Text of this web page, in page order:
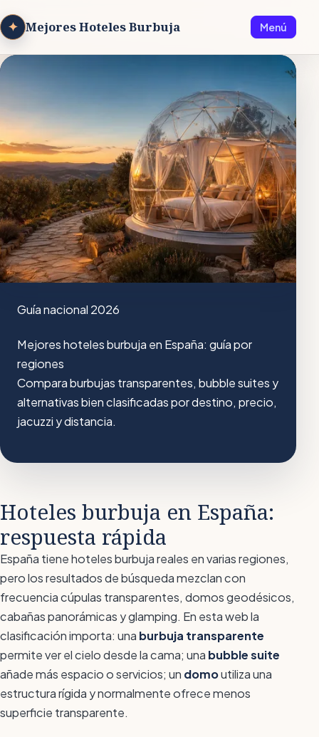
✦ Mejores Hoteles Burbuja Menú
Guía nacional 2026
Mejores hoteles burbuja en España: guía por
regiones
Compara burbujas transparentes, bubble suites y
alternativas bien clasificadas por destino, precio,
jacuzzi y distancia.
Hoteles burbuja en España:
respuesta rápida
España tiene hoteles burbuja reales en varias regiones,
pero los resultados de búsqueda mezclan con
frecuencia cúpulas transparentes, domos geodésicos,
cabañas panorámicas y glamping. En esta web la
clasificación importa: una burbuja transparente
permite ver el cielo desde la cama; una bubble suite
añade más espacio o servicios; un domoutiliza una
estructura rígida y normalmente ofrece menos
superficie transparente.